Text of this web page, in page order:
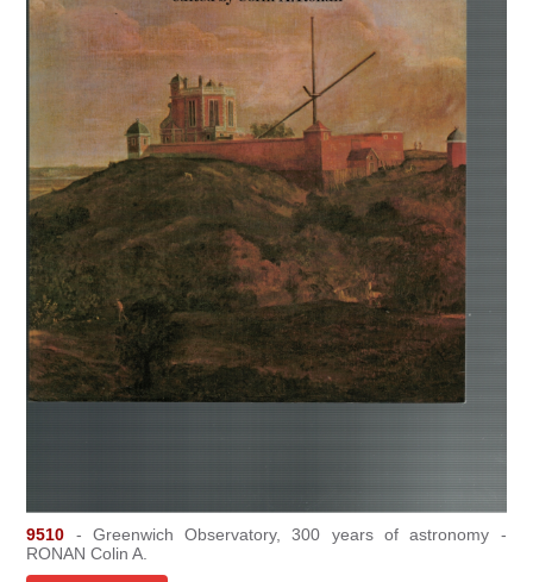
9510 - Greenwich Observatory, 300 years of astronomy -
RONAN Colin A.